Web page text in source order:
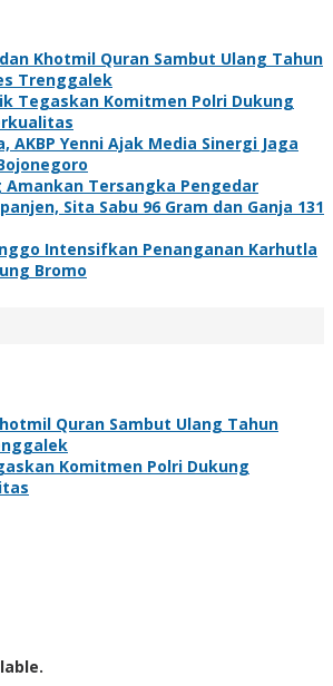
Khotmil Quran Sambut Ulang Tahun
Trenggalek
Tegaskan Komitmen Polri Dukung
AKBP Yenni Ajak Media Sinergi Jaga
Amankan Tersangka Pengedar
Sita Sabu 96 Gram dan Ganja 131
Intensifkan Penanganan Karhutla
Bromo
Quran Sambut Ulang Tahun
Komitmen Polri Dukung